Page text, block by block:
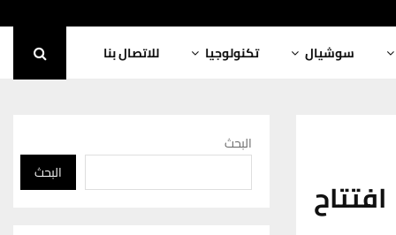
سوشيال تكنولوجيا للاتصال بنا
البحث
البحث